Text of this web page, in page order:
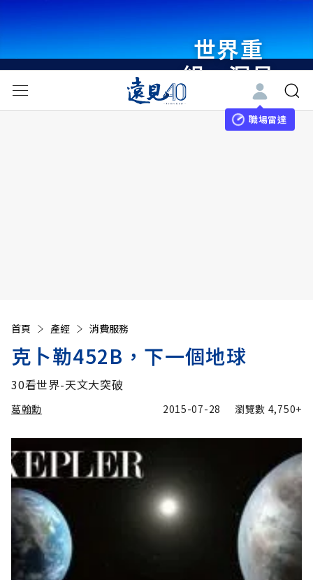
世界重
組・洞見
未來 與
世界領袖
職場雷達
首頁 產經 消費服務
克卜勒452B，下一個地球
30看世界-天文大突破
葛翰勳 2015-07-28 瀏覽數 4,750+